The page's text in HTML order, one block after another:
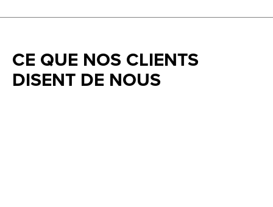
CE QUE NOS CLIENTS
DISENT DE NOUS